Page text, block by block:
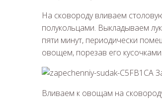
На сковороду вливаем
полукольцами. Выкладываем
пяти минут, периодически
овощем, порезав его кусочками.
Вливаем к овощам на